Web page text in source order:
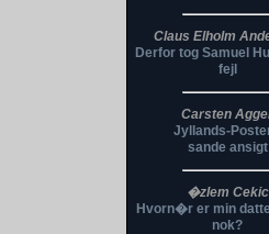
Claus Elholm
Derfor tog Samuel
fejl
Carsten
Jyllands-
sande ansigt
�zlem Cekic
Hvorn�r er min
nok?